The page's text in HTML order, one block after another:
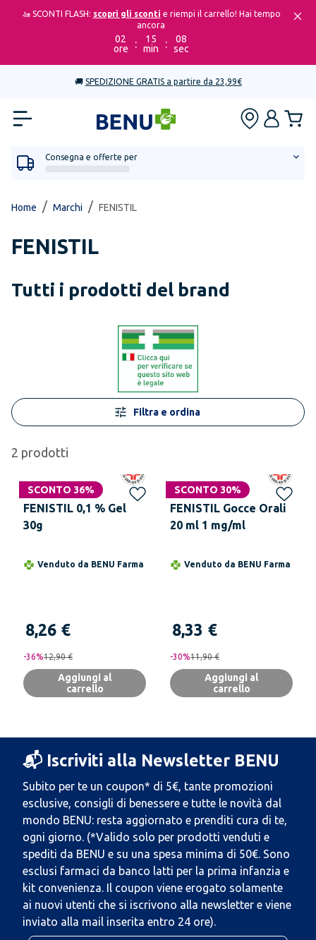
🚤 SCONTI FLASH: scopri gli sconti e riempi il carrello! Hai tempo
ancora
02
ore
:
15
min
:
08
sec
🚚 SPEDIZIONE GRATIS a partire da 23,99€
Consegna e offerte per
Home / Marchi / FENISTIL
FENISTIL
Tutti i prodotti del brand
Filtra e ordina
2 prodotti
SCONTO 36%
FENISTIL 0,1 % Gel
30g
Venduto da BENU Farma
8,26 €
-36%12,90 €
Aggiungi al
carrello
SCONTO 30%
FENISTIL Gocce Orali
20 ml 1 mg/ml
Venduto da BENU Farma
8,33 €
-30%11,90 €
Aggiungi al
carrello
📬 Iscriviti alla Newsletter BENU
Subito per te un coupon* di 5€, tante promozioni
esclusive, consigli di benessere e tutte le novità dal
mondo BENU: resta aggiornato e prenditi cura di te,
ogni giorno. (*Valido solo per prodotti venduti e
spediti da BENU e su una spesa minima di 50€. Sono
esclusi farmaci da banco latti per la prima infanzia e
kit convenienza. Il coupon viene erogato solamente
ai nuovi utenti che si iscrivono alla newsletter e viene
inviato alla mail inserita entro 24 ore).